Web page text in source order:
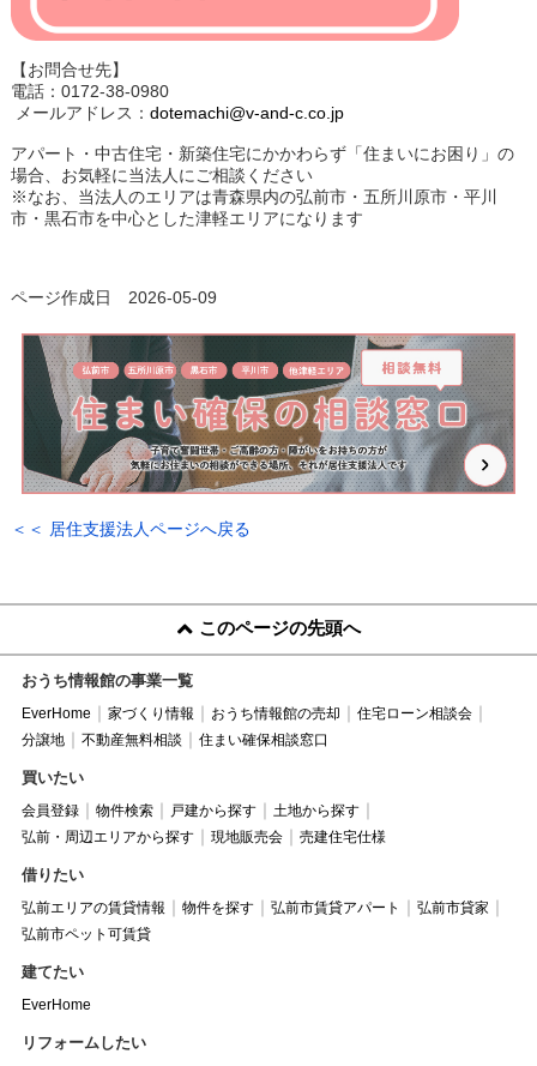
【お問合せ先】
電話：0172-38-0980
メールアドレス： dotemachi@v-and-c.co.jp
アパート・中古住宅・新築住宅にかかわらず「住まいにお困り」の
場合、お気軽に当法人にご相談ください
※なお、当法人のエリアは青森県内の弘前市・五所川原市・平川
市・黒石市を中心とした津軽エリアになります
ページ作成日 2026-05-09
＜＜ 居住支援法人ページへ戻る
このページの先頭へ
おうち情報館の事業一覧
EverHome 家づくり情報 おうち情報館の売却
住宅ローン相談会
分譲地
不動産無料相談 住まい確保相談窓口
買いたい
会員登録 物件検索 戸建から探す
土地から探す
弘前・周辺エリアから探す
現地販売会 売建住宅仕様
借りたい
弘前エリアの賃貸情報 物件を探す 弘前市賃貸アパート
弘前市貸家
弘前市ペット可賃貸
建てたい
EverHome
リフォームしたい